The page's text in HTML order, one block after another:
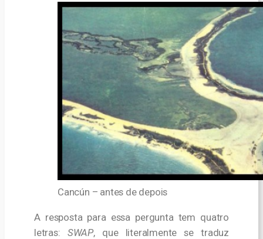
Cancún – antes de depois
A resposta para essa pergunta tem quatro
letras: SWAP, que literalmente se traduz